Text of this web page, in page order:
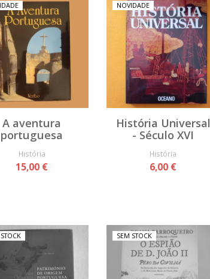
A aventura
portuguesa
História
15,00 €
NOVIDADE
História Universal
- Século XVI
História
6,00 €
SEM STOCK